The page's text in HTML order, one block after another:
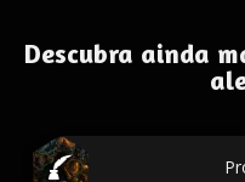
Descubra ainda